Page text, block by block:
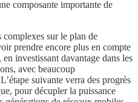
composante importante de
complexes sur le plan de
prendre encore plus en compte
investissant davantage dans les
avec beaucoup
suivante verra des progrès
pour décupler la puissance